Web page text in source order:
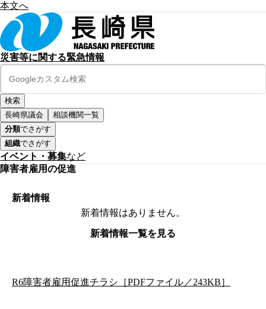
本文へ
災害等に関する緊急情報
長崎県議会
相談機関一覧
分類でさがす
組織でさがす
イベント・募集など
障害者雇用の促進
新着情報
新着情報はありません。
新着情報一覧を見る
R6障害者雇用促進チラシ［PDFファイル／243KB］